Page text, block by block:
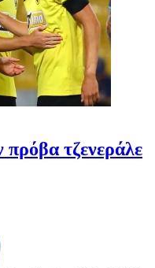
πρόβα τζενεράλε